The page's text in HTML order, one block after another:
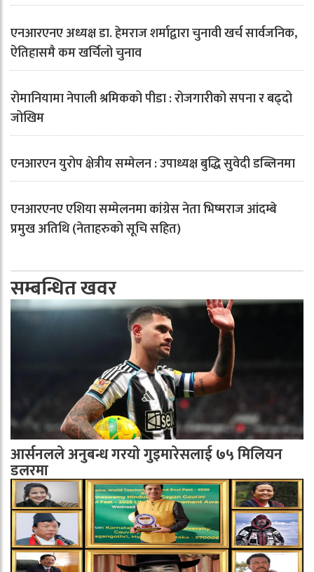
एनआरएनए अध्यक्ष डा. हेमराज शर्माद्वारा चुनावी खर्च सार्वजनिक,
ऐतिहासमै कम खर्चिलो चुनाव
रोमानियामा नेपाली श्रमिकको पीडा : रोजगारीको सपना र बढ्दो
जोखिम
एनआरएन युरोप क्षेत्रीय सम्मेलन : उपाध्यक्ष बुद्धि सुवेदी डब्लिनमा
एनआरएनए एशिया सम्मेलनमा कांग्रेस नेता भिष्मराज आंदम्बे
प्रमुख अतिथि (नेताहरुको सूचि सहित)
सम्बन्धित खवर
आर्सनलले अनुबन्ध गरयाे गुइमारेसलाई ७५ मिलियन
डलरमा